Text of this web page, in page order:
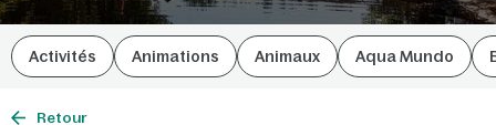
Activités Animations Animaux Aqua Mundo
Retour